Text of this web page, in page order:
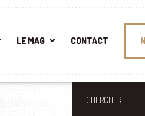
LE MAG CONTACT